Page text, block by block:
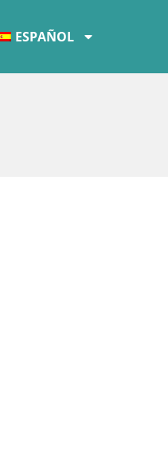
ESPAÑOL